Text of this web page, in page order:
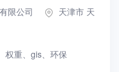
限公司
天津市 天
权重、 gis、 环保